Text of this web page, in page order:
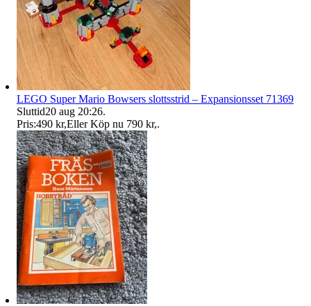
LEGO Super Mario Bowsers slottsstrid – Expansionsset 71369
Sluttid20 aug 20:26.
Pris:490 kr,Eller Köp nu 790 kr,.